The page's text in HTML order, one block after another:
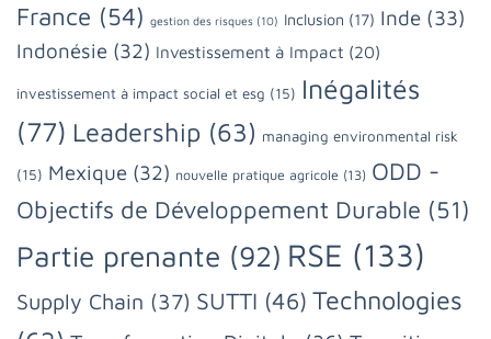
France (54) gestion des risques (10) Inclusion (17) Inde (33)
Indonésie (32) Investissement à Impact (20)
investissement à impact social et esg (15) Inégalités
(77) Leadership (63) managing environmental risk
(15) Mexique (32) nouvelle pratique agricole (13) ODD -
Objectifs de Développement Durable (51)
Partie prenante (92) RSE (133)
Supply Chain (37) SUTTI (46) Technologies